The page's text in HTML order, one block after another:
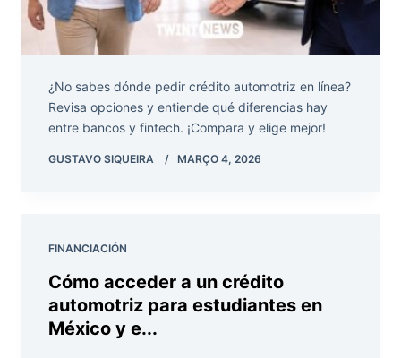
¿No sabes dónde pedir crédito automotriz en línea?
Revisa opciones y entiende qué diferencias hay
entre bancos y fintech. ¡Compara y elige mejor!
GUSTAVO SIQUEIRA MARÇO 4, 2026
FINANCIACIÓN
Cómo acceder a un crédito
automotriz para estudiantes en
México y e...